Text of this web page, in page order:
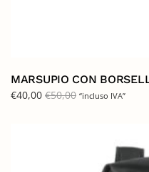
MARSUPIO CON
€40,00 €50,00 “incluso IVA”